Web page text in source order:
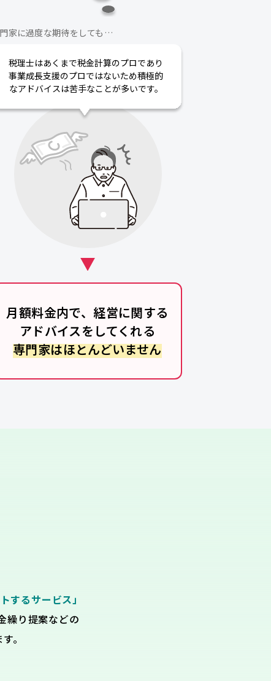
家に過度な期待をしても…
税理士はあくまで税金計算のプロであり
事業成長支援のプロではないため積極的
なアドバイスは苦手なことが多いです。
月額料金内で、経営に関する
アドバイスをしてくれる
専門家はほとんどいません
するサービス」
繰り提案などの
。